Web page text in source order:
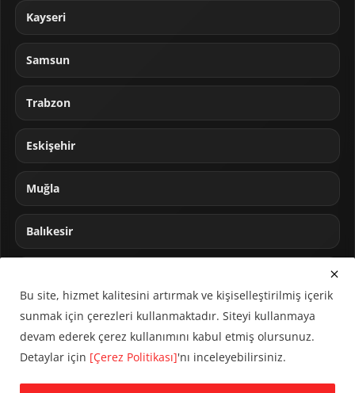
Kayseri
Samsun
Trabzon
Eskişehir
Muğla
Balıkesir
© 2024 CUMHA (Cumhur Haber Ajansı) Tüm hakları saklıdır.
Bu site, hizmet kalitesini artırmak ve kişiselleştirilmiş içerik
sunmak için çerezleri kullanmaktadır. Siteyi kullanmaya
devam ederek çerez kullanımını kabul etmiş olursunuz.
Detaylar için [Çerez Politikası]'nı inceleyebilirsiniz.